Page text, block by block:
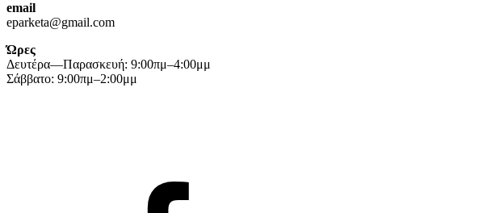
email
eparketa@gmail.com
Ώρες
Δευτέρα—Παρασκευή: 9:00πμ–4:00μμ
Σάββατο: 9:00πμ–2:00μμ